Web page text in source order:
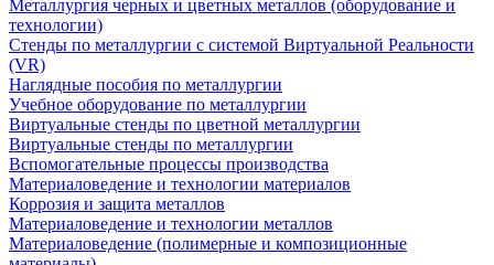
Металлургия черных и цветных металлов (оборудование и
технологии)
Cтенды по металлургии с системой Виртуальной Реальности
(VR)
Наглядные пособия по металлургии
Учебное оборудование по металлургии
Виртуальные стенды по цветной металлургии
Виртуальные стенды по металлургии
Вспомогательные процессы производства
Материаловедение и технологии материалов
Коррозия и защита металлов
Материаловедение и технологии металлов
Материаловедение (полимерные и композиционные